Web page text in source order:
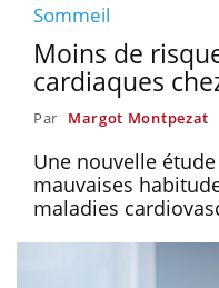
Sommeil
Moins de
cardiaques
Par Margot Montpezat
Une nouvelle
mauvaises
maladies